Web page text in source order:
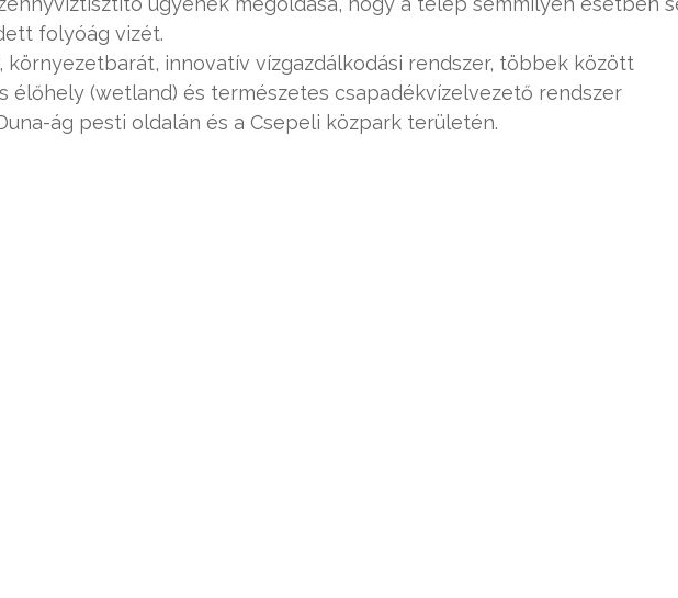
folyóág vizét.
környezetbarát, innovatív vízgazdálkodási rendszer, többek között
élőhely (wetland) és természetes csapadékvízelvezető rendszer
ág pesti oldalán és a Csepeli közpark területén.